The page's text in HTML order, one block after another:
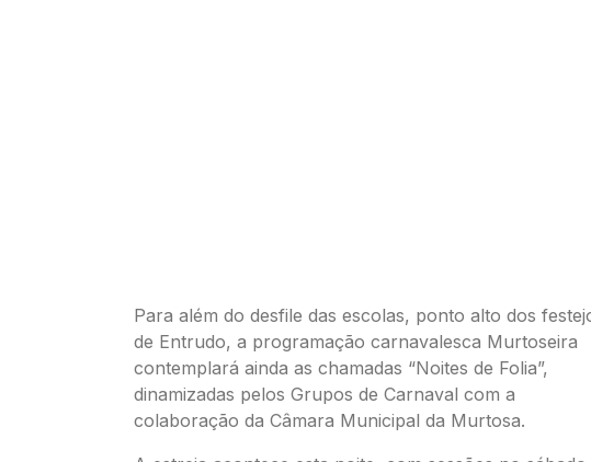
Para além do desfile das escolas, ponto alto dos
de Entrudo, a programação carnavalesca Murtoseira
contemplará ainda as chamadas “Noites de Folia”,
dinamizadas pelos Grupos de Carnaval com a
colaboração da Câmara Municipal da Murtosa.